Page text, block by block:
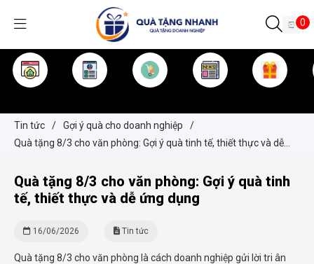
0
Tin tức / Gợi ý quà cho doanh nghiệp
/
Quà tặng 8/3 cho văn phòng: Gợi ý quà tinh tế, thiết thực và dễ
Quà tặng 8/3 cho văn phòng: Gợi ý quà tinh
tế, thiết thực và dễ ứng dụng
16/06/2026 Tin tức
Quà tặng 8/3 cho văn phòng là cách doanh nghiệp gửi lời tri ân